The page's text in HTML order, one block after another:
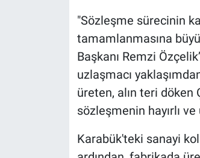
"Sözleşme sürecinin
tamamlanmasına
Başkanı Remzi
uzlaşmacı
üreten, alın teri
sözleşmenin hayırlı
Karabük'teki sanayi